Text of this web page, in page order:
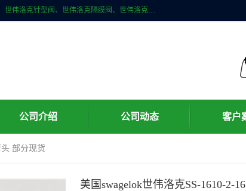
上海牧冶阀门有限公司是国内专业的世伟洛克（Swagelok）直接供应商咨询蔡工，主营世伟洛克球阀、世伟洛克针型阀、世伟洛克隔膜阀、世伟洛克旋塞阀、世伟洛克单向阀、世伟洛克接头、世伟洛克快速接头、世伟洛克卡套管、世伟洛克弯管器、世伟洛克工具等。
公司介绍 公司动态 客户
头 部分现货
美国swagelok世伟洛克SS-1610-2-